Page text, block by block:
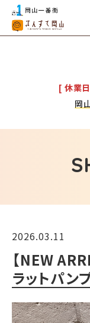
[ 休業
岡
2026.03.11
【NEW
ラットパン